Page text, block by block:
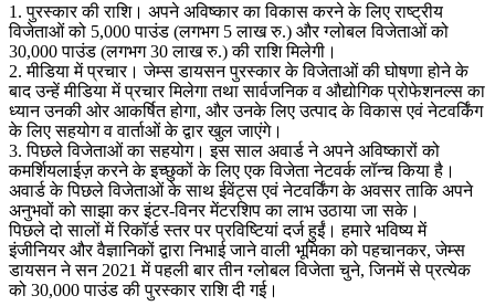
1. पुरस्कार की राशि। अपने अविष्कार का विकास करने के लिए राष्ट्रीय
विजेताओं को 5,000 पाउंड (लगभग 5 लाख रु.) और ग्लोबल विजेताओं को
30,000 पाउंड (लगभग 30 लाख रु.) की राशि मिलेगी।
2. मीडिया में प्रचार। जेम्स डायसन पुरस्कार के विजेताओं की घोषणा होने के
बाद उन्हें मीडिया में प्रचार मिलेगा तथा सार्वजनिक व औद्योगिक प्रोफेशनल्स का
ध्यान उनकी ओर आकर्षित होगा, और उनके लिए उत्पाद के विकास एवं नेटवर्किंग
के लिए सहयोग व वार्ताओं के द्वार खुल जाएंगे।
3. पिछले विजेताओं का सहयोग। इस साल अवार्ड ने अपने अविष्कारों को
कमर्शियलाईज़ करने के इच्छुकों के लिए एक विजेता नेटवर्क लॉन्च किया है।
अवार्ड के पिछले विजेताओं के साथ ईवेंट्स एवं नेटवर्किंग के अवसर ताकि अपने
अनुभवों को साझा कर इंटर-विनर मेंटरशिप का लाभ उठाया जा सके।
पिछले दो सालों में रिकॉर्ड स्तर पर प्रविष्टियां दर्ज हुईं। हमारे भविष्य में
इंजीनियर और वैज्ञानिकों द्वारा निभाई जाने वाली भूमिका को पहचानकर, जेम्स
डायसन ने सन 2021 में पहली बार तीन ग्लोबल विजेता चुने, जिनमें से प्रत्येक
को 30,000 पाउंड की पुरस्कार राशि दी गई।